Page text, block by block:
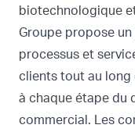
biotechnologique
Groupe propose
processus et
clients tout au long
à chaque étape du
commercial. Les